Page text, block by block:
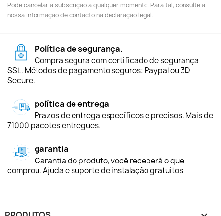
Pode cancelar a subscrição a qualquer momento. Para tal, consulte a
nossa informação de contacto na declaração legal.
Política de segurança.
Compra segura com certificado de segurança
SSL. Métodos de pagamento seguros: Paypal ou 3D
Secure.
política de entrega
Prazos de entrega específicos e precisos. Mais de
71000 pacotes entregues.
garantia
Garantia do produto, você receberá o que
comprou. Ajuda e suporte de instalação gratuitos